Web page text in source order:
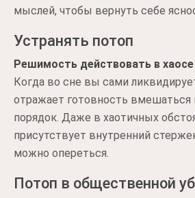
мыслей, чтобы вернуть себе
Устранять потоп
Решимость действовать в хаосе
Когда во сне вы сами
отражает готовность вмешаться
порядок. Даже в хаотичных
присутствует внутренний
можно опереться.
Потоп в общественной